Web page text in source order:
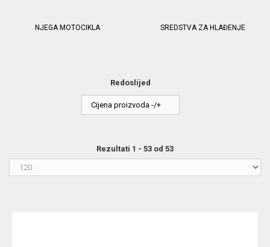
NJEGA MOTOCIKLA SREDSTVA ZA HLAĐENJE
Redoslijed
Cijena proizvoda -/+
Rezultati 1 - 53 od 53